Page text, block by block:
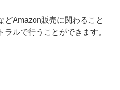
どAmazon販売に関わること
ルで行うことができます。